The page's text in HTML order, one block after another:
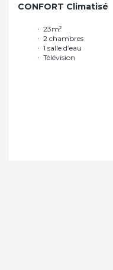
CONFORT Climatisé
23m²
2 chambres
1 salle d’eau
Télévision